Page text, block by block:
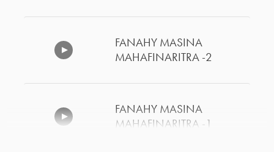
FANAHY MASINA
MAHAFINARITRA -2
FANAHY MASINA
MAHAFINARITRA -1